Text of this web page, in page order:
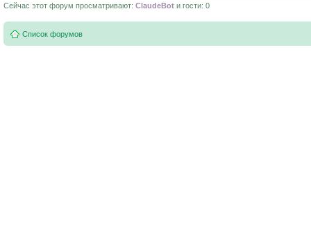
Сейчас этот форум просматривают: ClaudeBot и гости: 0
Список форумов